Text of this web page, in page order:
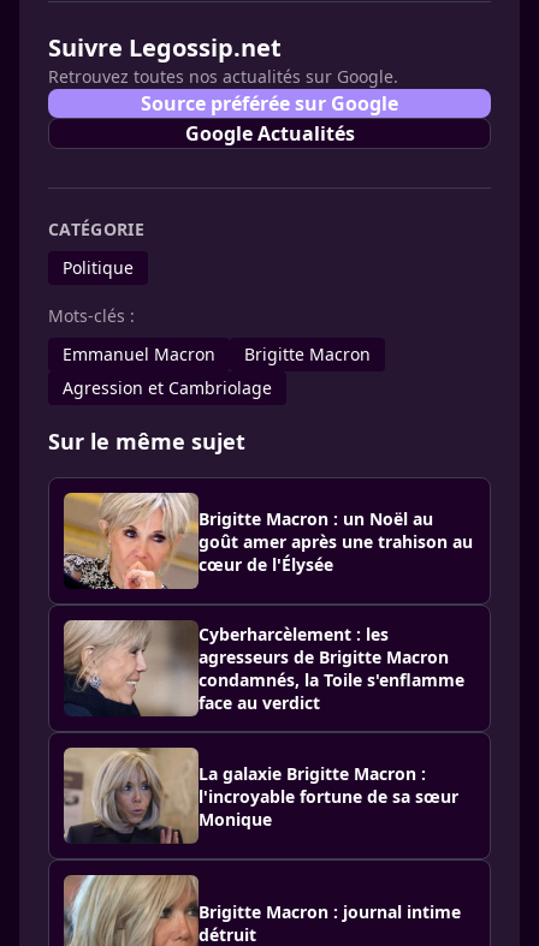
Suivre Legossip.net
Retrouvez toutes nos actualités sur Google.
Source préférée sur Google
Google Actualités
CATÉGORIE
Politique
Mots-clés :
Emmanuel Macron
Brigitte Macron
Agression et Cambriolage
Sur le même sujet
Brigitte Macron : un Noël au
goût amer après une trahison au
cœur de l'Élysée
Cyberharcèlement : les
agresseurs de Brigitte Macron
condamnés, la Toile s'enflamme
face au verdict
La galaxie Brigitte Macron :
l'incroyable fortune de sa sœur
Monique
Brigitte Macron : journal intime
détruit